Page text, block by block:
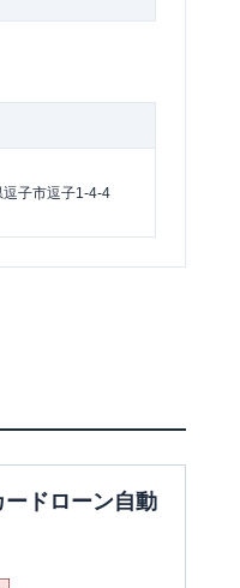
逗子市逗子1-4-4
ドローン自動